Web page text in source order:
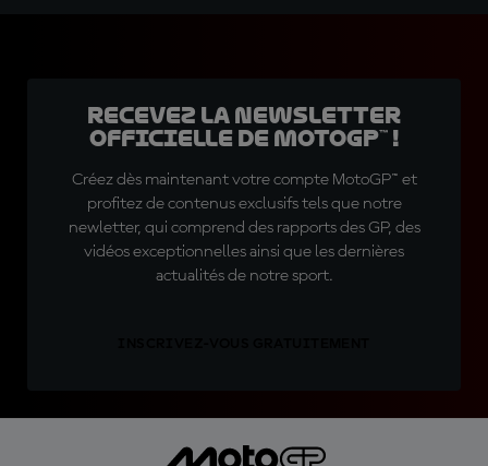
Recevez la Newsletter
officielle de MotoGP™ !
Créez dès maintenant votre compte MotoGP™ et
profitez de contenus exclusifs tels que notre
newletter, qui comprend des rapports des GP, des
vidéos exceptionnelles ainsi que les dernières
actualités de notre sport.